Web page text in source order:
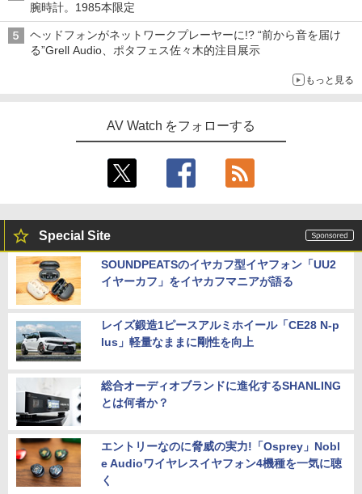
腕時計。1985本限定
ヘッドフォンがネットワークプレーヤーに!? “前から音を届け
る”Grell Audio、ポタフェス佐々木的注目展示
もっと見る
AV Watch をフォローする
Special Site
SOUNDPEATSのイヤカフ型イヤフォン「UU2
イヤーカフ」をイヤカフマニアが語る
レイズ鍛造1ピースアルミホイール「CE28 N-p
lus」軽量なままに剛性を向上
総合オーディオブランドに進化するSHANLING
とは何者か？
エントリーなのに脅威の実力!「Osprey」Nobl
e Audioワイヤレスイヤフォン4機種を一気に聴
く